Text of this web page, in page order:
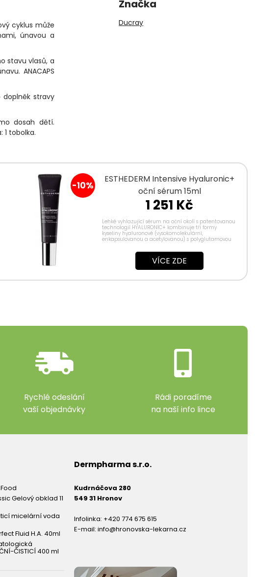
cyklus může
únavou a
stavu vlasů, a
ANACAPS
stravy
dosah dětí.
tobolka.
Značka
Ducray
-10%
ESTHEDERM Intensive Hyaluronic+
oční sérum 15ml
1 251 Kč
Lehké vyhlazující sérum na oční okolí s patentovanou
technologií HYALURONIC+ kombinuje tři formy
kyseliny hyaluronové (vysokomolekulární,
enkapsulovanou a acetylovanou) s polyglutamovou
VÍCE ZDE
Rychlé odeslání
vaší objednávky
Rádi poradíme
na naší info lince
Gelový obklad 11
micelární voda
Fluid H.A. 40ml
ČISTICÍ 400 ml
Dermpharma s.r.o.
Kudrnáčova 280
549 31 Hronov
Infolinka: +420 774 675 615
E-mail: info@hronovska-lekarna.cz